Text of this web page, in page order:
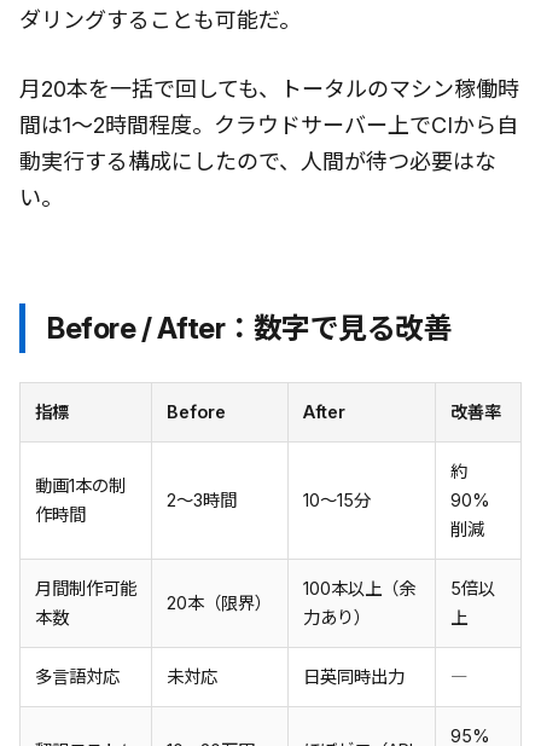
ダリングすることも可能だ。
月20本を一括で回しても、トータルのマシン稼働時
間は1〜2時間程度。クラウドサーバー上でCIから自
動実行する構成にしたので、人間が待つ必要はな
い。
Before / After：数字で見る改善
指標 Before After 改善率
動画1本の制
作時間
2〜3時間 10〜15分
約
90%
削減
月間制作可能
本数
20本（限界）
100本以上（余
力あり）
5倍以
上
多言語対応 未対応 日英同時出力 ―
95%